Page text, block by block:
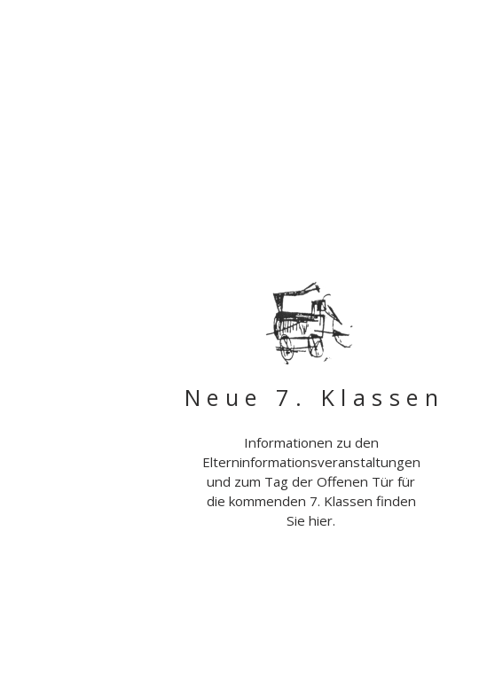
Neue 7. Klassen
Informationen zu den
Elterninformationsveranstaltungen
und zum Tag der Offenen Tür für
die kommenden 7. Klassen finden
Sie hier.